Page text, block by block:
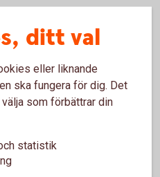
och Kontorschef
Kontorschef och
ditt val
eller liknande
ska fungera för dig. Det
som förbättrar din
statistik